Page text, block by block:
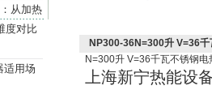
从加热
度对比
适用场
NP300-36N=300升 V=36
N=300升 V=36千瓦不锈钢电
上海新宁热能设